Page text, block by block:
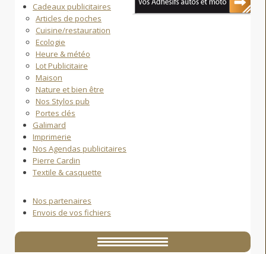
Cadeaux publicitaires
Articles de poches
Cuisine/restauration
Ecologie
Heure & météo
Lot Publicitaire
Maison
Nature et bien être
Nos Stylos pub
Portes clés
Galimard
Imprimerie
Nos Agendas publicitaires
Pierre Cardin
Textile & casquette
Nos partenaires
Envois de vos fichiers